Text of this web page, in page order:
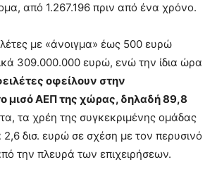
από 1.267.196 πριν από ένα χρόνο.
με «άνοιγμα» έως 500 ευρώ
309.000.000 ευρώ, ενώ την ίδια ώρα
οφείλουν στην
μισό ΑΕΠ της χώρας, δηλαδή 89,8
τα χρέη της συγκεκριμένης ομάδας
δισ. ευρώ σε σχέση με τον περυσινό
την πλευρά των επιχειρήσεων.